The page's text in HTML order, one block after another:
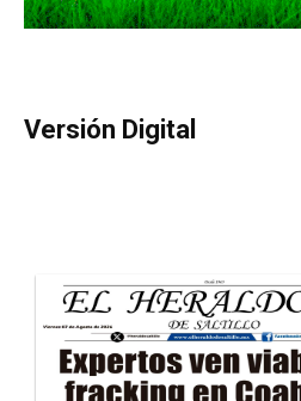
Versión Digital